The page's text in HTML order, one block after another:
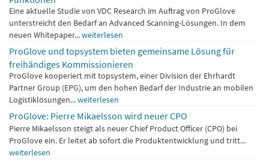
Eine aktuelle Studie von VDC Research im Auftrag von ProGlove
unterstreicht den Bedarf an Advanced Scanning-Lösungen. In dem
neuen Whitepaper...weiterlesen
ProGlove und topsystem bieten gemeinsame Lösung für
freihändiges Kommissionieren
ProGlove kooperiert mit topsystem, einer Division der Ehrhardt
Partner Group (EPG), um den hohen Bedarf der Industrie an mobilen
Logistiklösungen...weiterlesen
ProGlove: Pierre Mikaelsson wird neuer CPO
Pierre Mikaelsson steigt als neuer Chief Product Officer (CPO) bei
ProGlove ein. Er leitet ab sofort die Produktentwicklung und tritt...
weiterlesen